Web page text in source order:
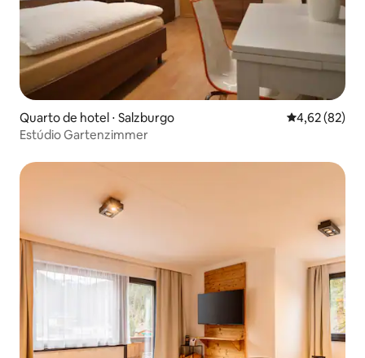
Quarto de hotel ⋅ Salzburgo 4,62 de uma
4,62 (82)
Estúdio Gartenzimmer